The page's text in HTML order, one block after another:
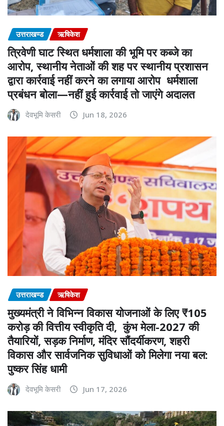
उत्तराखण्ड ऋषिकेश
त्रिवेणी घाट स्थित धर्मशाला की भूमि पर कब्जे का
आरोप, स्थानीय नेताओं की शह पर स्थानीय प्रशासन
द्वारा कार्रवाई नहीं करने का लगाया आरोप धर्मशाला
प्रबंधन बोला—नहीं हुई कार्रवाई तो जाएंगे अदालत
देवभूमि केसरी Jun 18, 2026
उत्तराखण्ड ऋषिकेश
मुख्यमंत्री ने विभिन्न विकास योजनाओं के लिए ₹105
करोड़ की वित्तीय स्वीकृति दी, कुंभ मेला-2027 की
तैयारियों, सड़क निर्माण, मंदिर सौंदर्यीकरण, शहरी
विकास और सार्वजनिक सुविधाओं को मिलेगा नया बल:
पुष्कर सिंह धामी
देवभूमि केसरी Jun 17, 2026